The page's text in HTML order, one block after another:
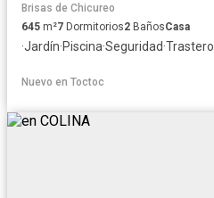
Brisas de Chicureo
645 m²7 Dormitorios2 BañosCasa
·Jardín·Piscina·Seguridad·Trastero
Nuevo en Toctoc